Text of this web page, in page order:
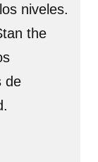
niveles.
the
de